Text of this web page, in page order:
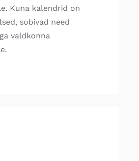
Kuna kalendrid on
sobivad need
valdkonna